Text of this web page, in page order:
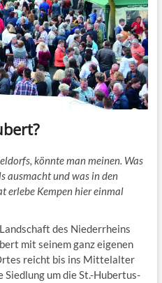
könnte man meinen. Was
ausmacht und was in den
erlebe Kempen hier einmal
des Niederrheins
mit seinem ganz eigenen
reicht bis ins Mittelalter
Siedlung um die St.-Hubertus-